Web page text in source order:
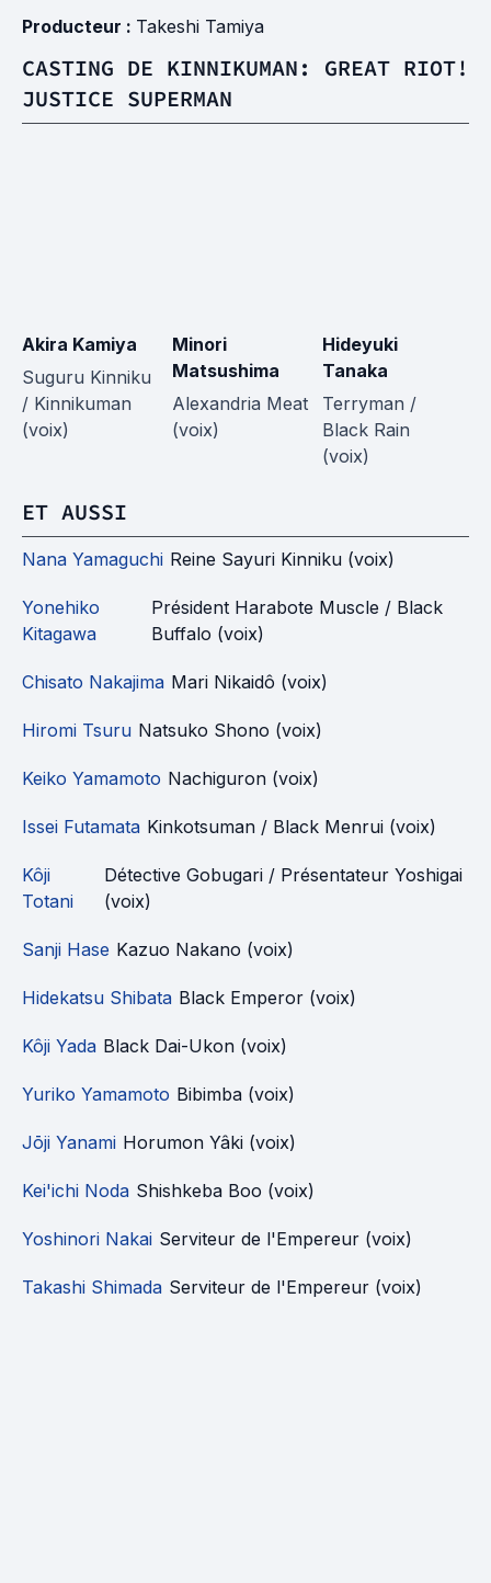
Producteur : Takeshi Tamiya
CASTING DE KINNIKUMAN: GREAT RIOT!
JUSTICE SUPERMAN
Akira Kamiya
Suguru Kinniku
/ Kinnikuman
(voix)
Minori
Matsushima
Alexandria Meat
(voix)
Hideyuki
Tanaka
Terryman /
Black Rain
(voix)
ET AUSSI
Nana Yamaguchi Reine Sayuri Kinniku (voix)
Yonehiko
Kitagawa
Président Harabote Muscle / Black
Buffalo (voix)
Chisato Nakajima Mari Nikaidô (voix)
Hiromi Tsuru Natsuko Shono (voix)
Keiko Yamamoto Nachiguron (voix)
Issei Futamata Kinkotsuman / Black Menrui (voix)
Kôji
Totani
Détective Gobugari / Présentateur Yoshigai
(voix)
Sanji Hase Kazuo Nakano (voix)
Hidekatsu Shibata Black Emperor (voix)
Kôji Yada Black Dai-Ukon (voix)
Yuriko Yamamoto Bibimba (voix)
Jōji Yanami Horumon Yâki (voix)
Kei'ichi Noda Shishkeba Boo (voix)
Yoshinori Nakai Serviteur de l'Empereur (voix)
Takashi Shimada Serviteur de l'Empereur (voix)